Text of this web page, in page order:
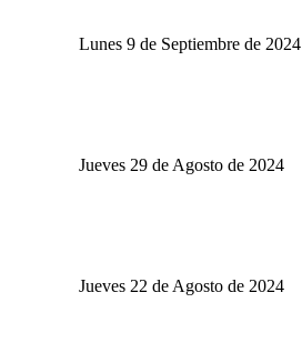
Lunes 9 de Septiembre de 2024
Jueves 29 de Agosto de 2024
Jueves 22 de Agosto de 2024